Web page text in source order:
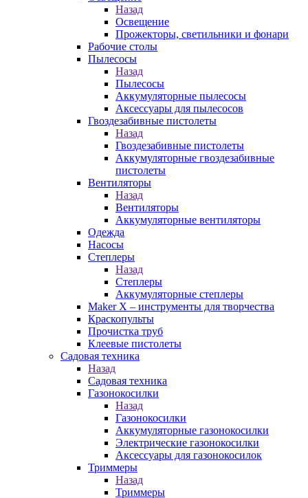
Назад
Освещение
Прожекторы, светильники и фонари
Рабочие столы
Пылесосы
Назад
Пылесосы
Аккумуляторные пылесосы
Аксессуары для пылесосов
Гвоздезабивные пистолеты
Назад
Гвоздезабивные пистолеты
Аккумуляторные гвоздезабивные
пистолеты
Вентиляторы
Назад
Вентиляторы
Аккумуляторные вентиляторы
Одежда
Насосы
Степлеры
Назад
Степлеры
Аккумуляторные степлеры
Maker X – инструменты для творчества
Краскопульты
Прочистка труб
Клеевые пистолеты
Садовая техника
Назад
Садовая техника
Газонокосилки
Назад
Газонокосилки
Аккумуляторные газонокосилки
Электрические газонокосилки
Аксессуары для газонокосилок
Триммеры
Назад
Триммеры